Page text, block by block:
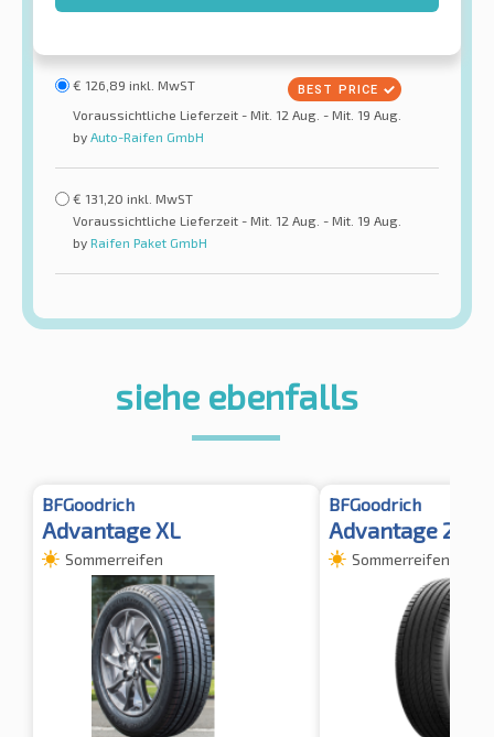
€ 126,89 inkl. MwST
Voraussichtliche Lieferzeit - Mit. 12 Aug. - Mit. 19 Aug.
by Auto-Raifen GmbH
€ 131,20 inkl. MwST
Voraussichtliche Lieferzeit - Mit. 12 Aug. - Mit. 19 Aug.
by Raifen Paket GmbH
siehe ebenfalls
BFGoodrich
Advantage XL
Sommerreifen
BFGoodrich
Advantage 2
Sommerreifen